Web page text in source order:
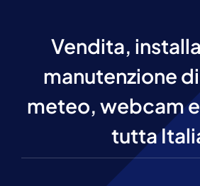
Vendita,
manutenzione
meteo, webcam
tutta